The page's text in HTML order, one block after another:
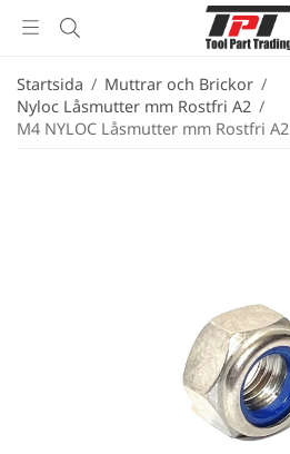
Startsida / Muttrar och Brickor /
Nyloc Låsmutter mm Rostfri A2 /
M4 NYLOC Låsmutter mm Rostfri A2